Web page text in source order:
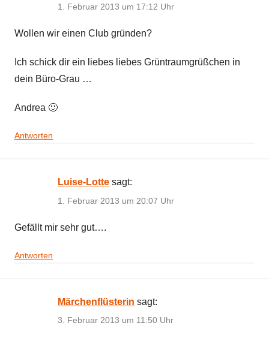
1. Februar 2013 um 17:12 Uhr
Wollen wir einen Club gründen?
Ich schick dir ein liebes liebes Grüntraumgrüßchen in
dein Büro-Grau …
Andrea 🙂
Antworten
Luise-Lotte sagt:
1. Februar 2013 um 20:07 Uhr
Gefällt mir sehr gut….
Antworten
Märchenflüsterin sagt:
3. Februar 2013 um 11:50 Uhr